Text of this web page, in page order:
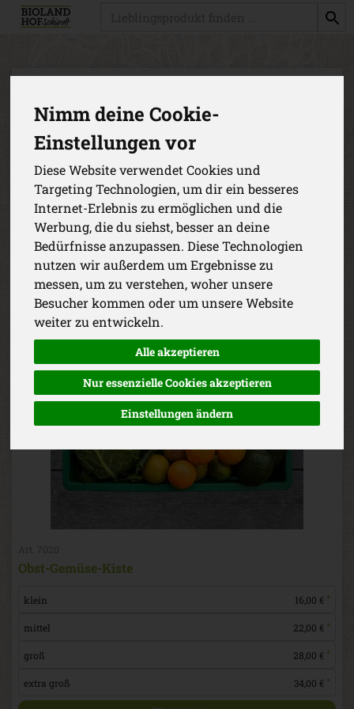
Nimm deine Cookie-
Einstellungen vor
Diese Website verwendet Cookies und
Targeting Technologien, um dir ein besseres
Internet-Erlebnis zu ermöglichen und die
Werbung, die du siehst, besser an deine
Bedürfnisse anzupassen. Diese Technologien
nutzen wir außerdem um Ergebnisse zu
messen, um zu verstehen, woher unsere
Besucher kommen oder um unsere Website
weiter zu entwickeln.
Alle akzeptieren
Nur essenzielle Cookies akzeptieren
Einstellungen ändern
Allergene
Obst-Gemüse-Kiste
klein 16,00 € *
mittel 22,00 € *
groß 28,00 € *
extra groß 34,00 € *